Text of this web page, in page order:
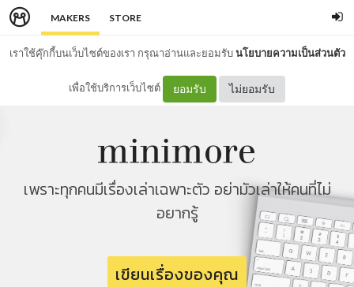
MAKERS STORE
เราใช้คุ๊กกี้บนเว็บไซต์ของเรา กรุณาอ่านและยอมรับนโยบายความเป็นส่วนตัว
เพื่อใช้บริการเว็บไซต์ ยอมรับ ไม่ยอมรับ
เพราะทุกคนมีเรื่องเล่าเฉพาะตัว อย่ามัวเล่าให้คนที่ไม่
อยากรู้
เขียนเรื่องของคุณ